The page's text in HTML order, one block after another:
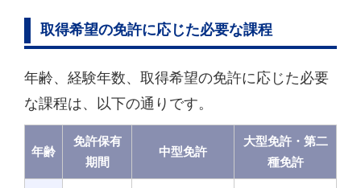
取得希望の免許に応じた必要な課程
年齢、経験年数、取得希望の免許に応じた必要
な課程は、以下の通りです。
年齢
免許保有
期間
中型免許
大型免許・第二
種免許